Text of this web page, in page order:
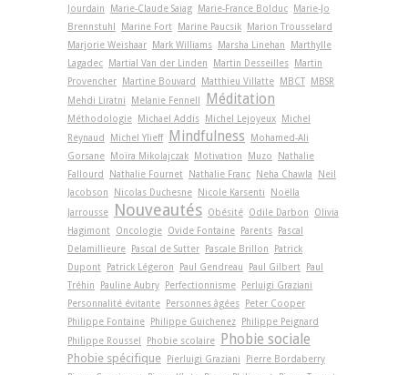
Jourdain
Marie-Claude Saiag Marie-France Bolduc
Marie-Jo
Brennstuhl
Marine Fort Marine Paucsik
Marion Trousselard
Marjorie Weishaar
Mark Williams Marsha Linehan
Marthylle
Lagadec
Martial Van der Linden Martin Desseilles
Martin
Provencher
Martine Bouvard Matthieu Villatte MBCT
MBSR
Mehdi Liratni
Melanie Fennell Méditation
Méthodologie Michael Addis Michel Lejoyeux
Michel
Reynaud
Michel Ylieff Mindfulness
Mohamed-Ali
Gorsane
Moïra Mikolajczak Motivation Muzo
Nathalie
Fallourd
Nathalie Fournet Nathalie Franc Neha Chawla
Neil
Jacobson
Nicolas Duchesne Nicole Karsenti
Noëlla
Jarrousse
Nouveautés Obésité Odile Darbon
Olivia
Hagimont Oncologie Ovide Fontaine Parents
Pascal
Delamillieure
Pascal de Sutter Pascale Brillon
Patrick
Dupont
Patrick Légeron Paul Gendreau Paul Gilbert
Paul
Tréhin
Pauline Aubry Perfectionnisme
Perluigi Graziani
Personnalité évitante
Personnes âgées
Peter Cooper
Philippe Fontaine
Philippe Guichenez
Philippe Peignard
Philippe Roussel
Phobie scolaire Phobie sociale
Phobie spécifique Pierluigi Graziani
Pierre Bordaberry